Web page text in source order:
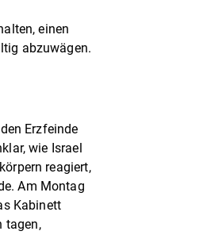
einen
abzuwägen.
Erzfeinde
wie Israel
reagiert,
Am Montag
Kabinett
tagen,